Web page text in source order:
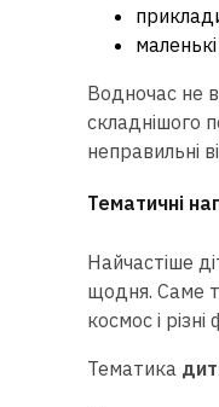
Водночас не
складнішого
неправильні
Тематичні
Найчастіше
щодня. Саме
космос і
Тематика